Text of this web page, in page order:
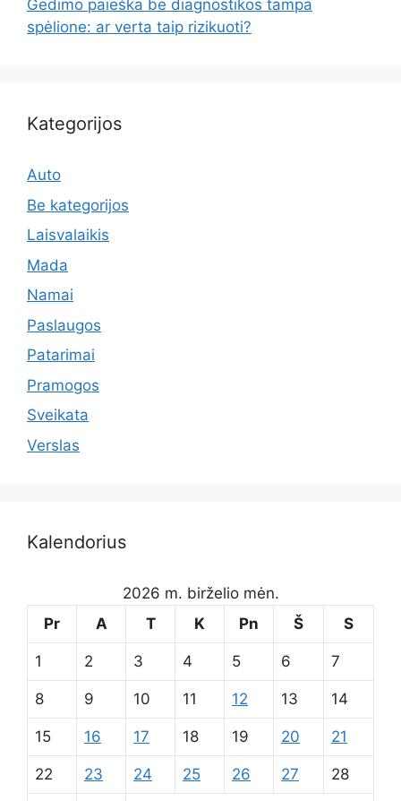
Gedimo paieška be diagnostikos tampa
spėlione: ar verta taip rizikuoti?
Kategorijos
Auto
Be kategorijos
Laisvalaikis
Mada
Namai
Paslaugos
Patarimai
Pramogos
Sveikata
Verslas
Kalendorius
2026 m. birželio mėn.
Pr
A T K Pn Š S
1 2 3 4 5 6 7
8 9 10 11 12 13 14
15 16 17 18 19 20 21
22 23 24 25 26 27 28